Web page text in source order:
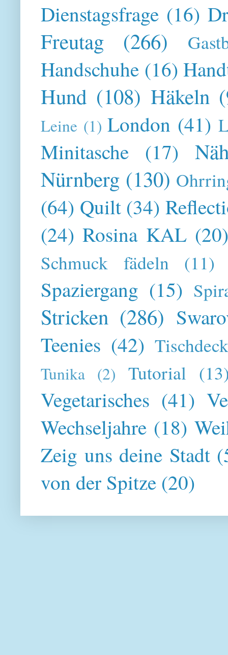
Dienstagsfrage (16)
Freutag (266)
Handschuhe (16)
Hund (108) Häkeln
Leine (1) London (41)
Minitasche (17)
Nürnberg (130)
(64) Quilt (34)
(24) Rosina KAL
Schmuck fädeln (11)
Spaziergang (15)
Stricken (286)
Teenies (42)
Tunika (2) Tutorial
Vegetarisches (41)
Wechseljahre (18)
Zeig uns deine Stadt
von der Spitze (20)